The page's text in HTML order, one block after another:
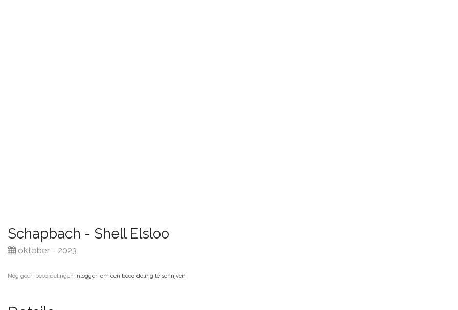
Schapbach - Shell Elsloo
oktober - 2023
Nog geen beoordelingen·Inloggen om een beoordeling te schrijven